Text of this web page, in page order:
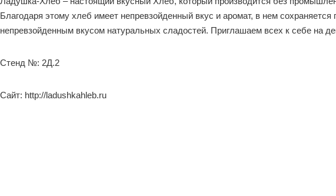
Благодаря этому хлеб имеет непревзойденный вкус и аромат, в нем
непревзойденным вкусом натуральных сладостей. Приглашаем всех к себе на
Стенд №: 2Д.2
Сайт: http://ladushkahleb.ru